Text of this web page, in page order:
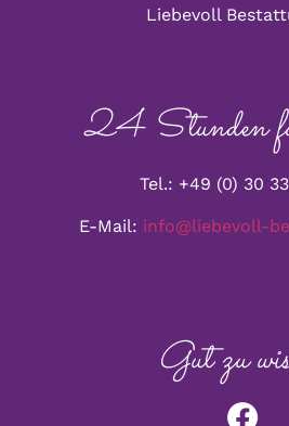
Liebevoll
24 Stunden
Tel.: +49 (0) 30
E-Mail: info@liebevoll-
Gut zu